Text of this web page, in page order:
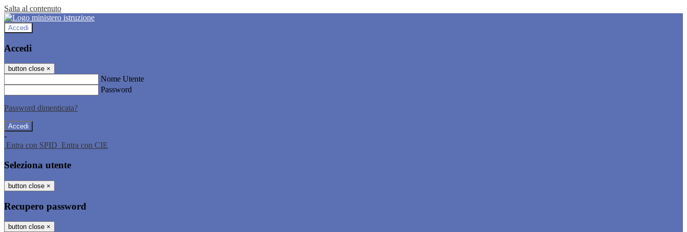
Salta al contenuto
Accedi
Accedi
button close ×
Nome Utente
Password
Password dimenticata?
-
Entra con SPID Entra con CIE
Seleziona utente
button close ×
Recupero password
button close ×